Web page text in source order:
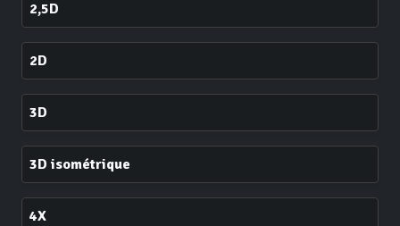
2,5D
2D
3D
3D isométrique
4X